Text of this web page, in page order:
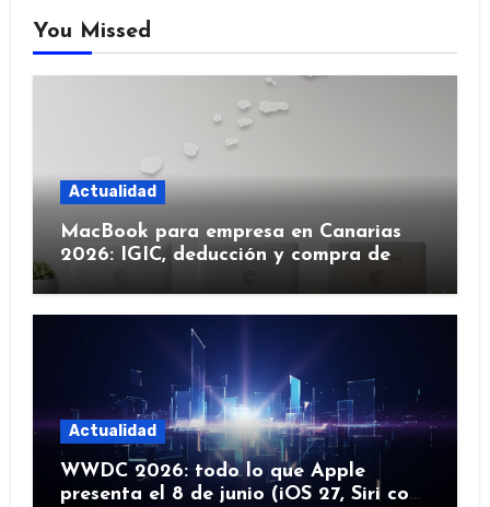
You Missed
Actualidad
MacBook para empresa en Canarias
2026: IGIC, deducción y compra de
Actualidad
WWDC 2026: todo lo que Apple
presenta el 8 de junio (iOS 27, Siri con